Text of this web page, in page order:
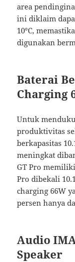
area
ini diklaim
10°C,
digunakan
Baterai
Charging
Untuk
produktivitas
berkapasitas
meningkat
GT Pro
Pro dibekali
charging 66W
persen hanya
Audio
Speaker